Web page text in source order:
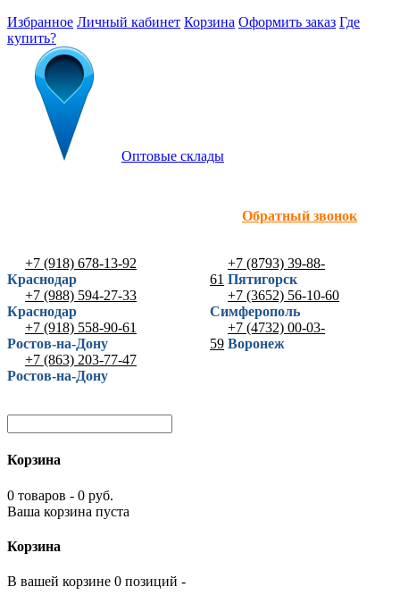
Избранное Личный кабинет Корзина Оформить заказ Где
купить?
Оптовые склады
Обратный звонок
+7 (918) 678-13-92
Краснодар
+7 (988) 594-27-33
Краснодар
+7 (918) 558-90-61
Ростов-на-Дону
+7 (863) 203-77-47
Ростов-на-Дону
+7 (8793) 39-88-
61 Пятигорск
+7 (3652) 56-10-60
Симферополь
+7 (4732) 00-03-
59 Воронеж
Корзина
0 товаров - 0 руб.
Ваша корзина пуста
Корзина
В вашей корзине 0 позиций -